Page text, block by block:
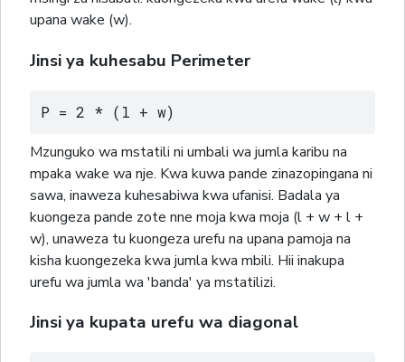
upana wake (w).
Jinsi ya kuhesabu Perimeter
P = 2 * (l + w)
Mzunguko wa mstatili ni umbali wa jumla karibu na
mpaka wake wa nje. Kwa kuwa pande zinazopingana ni
sawa, inaweza kuhesabiwa kwa ufanisi. Badala ya
kuongeza pande zote nne moja kwa moja (l + w + l +
w), unaweza tu kuongeza urefu na upana pamoja na
kisha kuongezeka kwa jumla kwa mbili. Hii inakupa
urefu wa jumla wa 'banda' ya mstatilizi.
Jinsi ya kupata urefu wa diagonal